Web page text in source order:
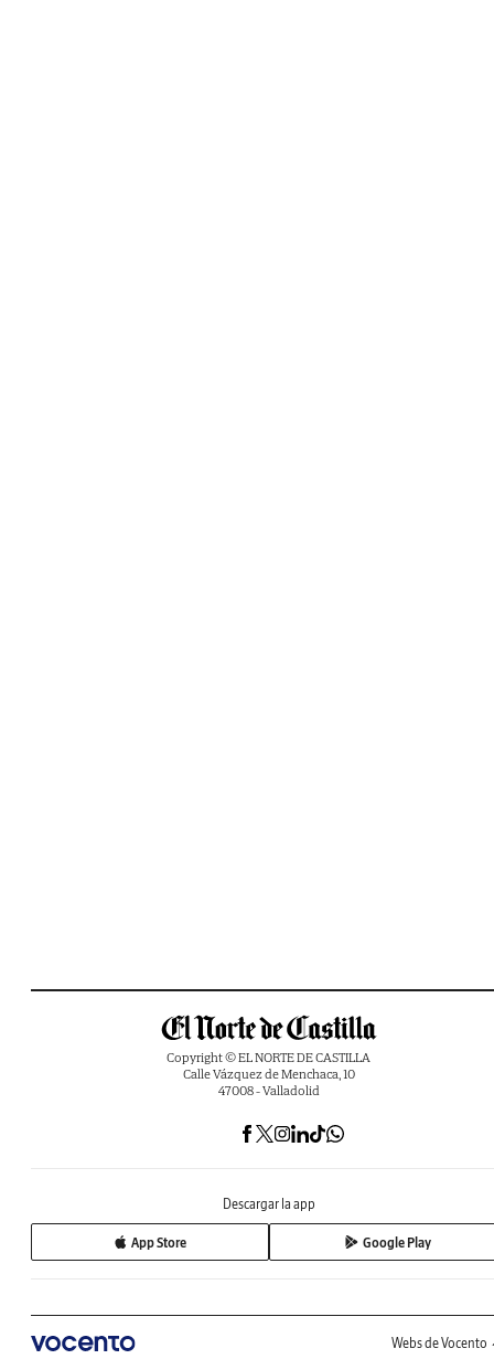
Copyright © EL NORTE DE CASTILLA
Calle Vázquez de Menchaca, 10
47008 - Valladolid
Descargar la app
App Store Google Play
Webs de Vocento